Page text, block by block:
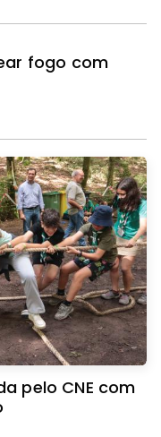
fogo com
CNE com